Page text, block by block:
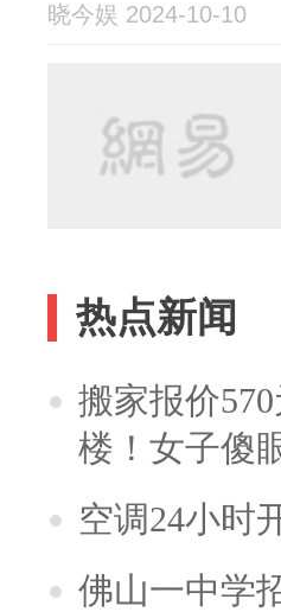
晓今娱 2024-10-10
热点新闻
搬家报价
楼！女子
空调24小时
佛山一中学